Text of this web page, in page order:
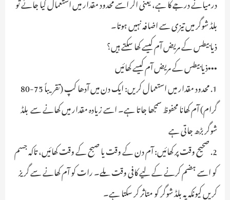
بلڈ شوگر میں تیزی سے اضافہ نہیں ہوتا۔
ذیابیطس کے مریض آم کیسے کھا سکتے ہیں؟
•••ذیابیطس کے مریض آم کیسے کھائیں
1. محدود مقدار میں استعمال کریں: ایک دن میں آدھا کپ (تقریباً 75-80
گرام) آم کھانا محفوظ سمجھا جاتا ہے۔ اسے زیادہ مقدار میں کھانے سے بلڈ
شوگر بڑھ جاتی ہے
2. صحیح وقت پر کھائیں: آم دن کے وقت یا صبح کے وقت کھائیں، تاکہ جسم
کو اسے ہضم کرنے کے لیے کافی وقت ملے۔ رات کو آم کھانے سے گریز
کریں کیونکہ یہ بلڈ شوگر کو متاثر کر سکتا ہے۔